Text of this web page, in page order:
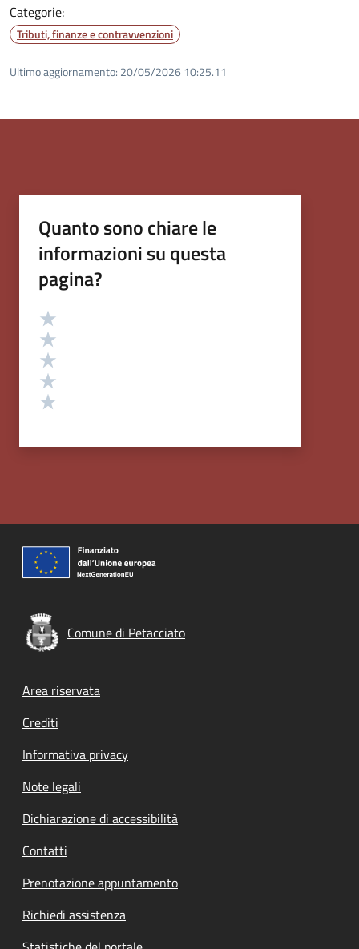
Categorie:
Tributi, finanze e contravvenzioni
Ultimo aggiornamento: 20/05/2026 10:25.11
Quanto sono chiare le
informazioni su questa
pagina?
Valutazione
Comune di Petacciato
Footer menu
Area riservata
Crediti
Informativa privacy
Note legali
Dichiarazione di accessibilità
Contatti
Prenotazione appuntamento
Richiedi assistenza